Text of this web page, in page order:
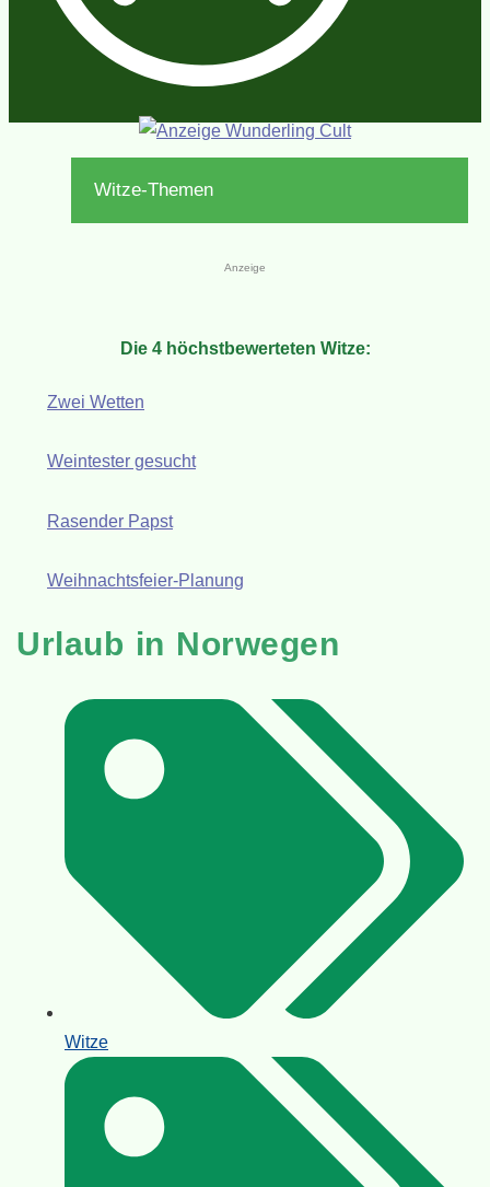
Witze-Themen
Anzeige
Die 4 höchstbewerteten Witze:
Zwei Wetten
Weintester gesucht
Rasender Papst
Weihnachtsfeier-Planung
Urlaub in Norwegen
Witze